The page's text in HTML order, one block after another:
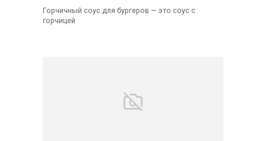
Горчичный соус для бургеров — это соус с
горчицей